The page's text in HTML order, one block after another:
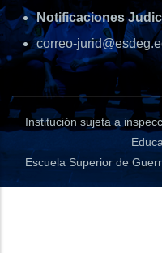
Notificaciones
correo-
Institución sujeta a
Escuela Superior de